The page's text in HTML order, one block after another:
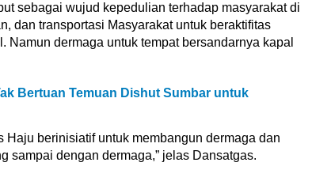
sebagai wujud kepedulian terhadap masyarakat di
dan transportasi Masyarakat untuk beraktifitas
dermaga untuk tempat bersandarnya kapal
Bertuan Temuan Dishut Sumbar untuk
berinisiatif untuk membangun dermaga dan
sampai dengan dermaga,” jelas Dansatgas.